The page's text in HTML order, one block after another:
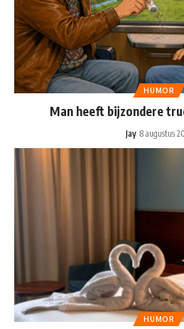
HUMOR
Man heeft bijzondere
Jay 8 augustus
HUMOR